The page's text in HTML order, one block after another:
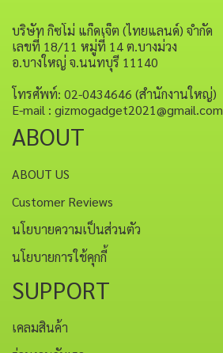
บริษัท กิซโม่ แก็ดเจ็ต (ไทยแลนด์) จำกัด
เลขที่ 18/11 หมู่ที่ 14 ต.บางม่วง
อ.บางใหญ่ จ.นนทบุรี 11140
โทรศัพท์: 02-0434646 (สำนักงานใหญ่)
E-mail : gizmogadget2021@gmail.com
ABOUT
ABOUT US
Customer Reviews
นโยบายความเป็นส่วนตัว
นโยบายการใช้คุกกี้
SUPPORT
เคลมสินค้า